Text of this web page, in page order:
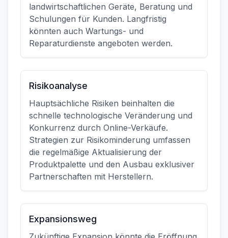
landwirtschaftlichen Geräte, Beratung und
Schulungen für Kunden. Langfristig
könnten auch Wartungs- und
Reparaturdienste angeboten werden.
Risikoanalyse
Hauptsächliche Risiken beinhalten die
schnelle technologische Veränderung und
Konkurrenz durch Online-Verkäufe.
Strategien zur Risikominderung umfassen
die regelmäßige Aktualisierung der
Produktpalette und den Ausbau exklusiver
Partnerschaften mit Herstellern.
Expansionsweg